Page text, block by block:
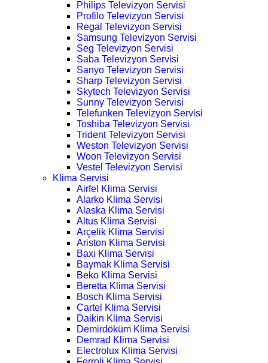
Philips Televizyon Servisi
Profilo Televizyon Servisi
Regal Televizyon Servisi
Samsung Televizyon Servisi
Seg Televizyon Servisi
Saba Televizyon Servisi
Sanyo Televizyon Servisi
Sharp Televizyon Servisi
Skytech Televizyon Servisi
Sunny Televizyon Servisi
Telefunken Televizyon Servisi
Toshiba Televizyon Servisi
Trident Televizyon Servisi
Weston Televizyon Servisi
Woon Televizyon Servisi
Vestel Televizyon Servisi
Klima Servisi
Airfel Klima Servisi
Alarko Klima Servisi
Alaska Klima Servisi
Altus Klima Servisi
Arçelik Klima Servisi
Ariston Klima Servisi
Baxi Klima Servisi
Baymak Klima Servisi
Beko Klima Servisi
Beretta Klima Servisi
Bosch Klima Servisi
Cartel Klima Servisi
Daikin Klima Servisi
Demirdöküm Klima Servisi
Demrad Klima Servisi
Electrolux Klima Servisi